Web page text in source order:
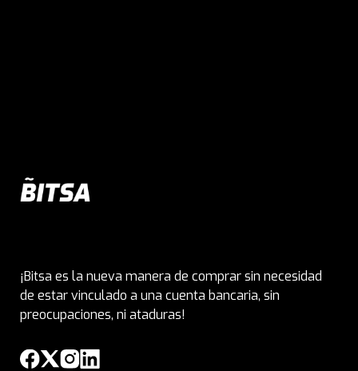
¡Bitsa es la nueva manera de comprar sin necesidad
de estar vinculado a una cuenta bancaria, sin
preocupaciones, ni ataduras!